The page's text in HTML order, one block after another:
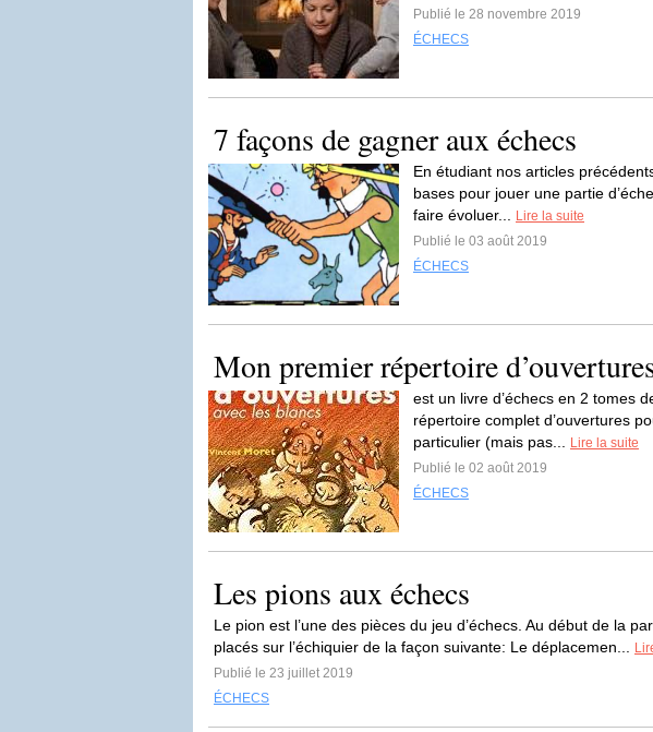
Publié le 28 novembre 2019
ÉCHECS
7 façons de gagner aux échecs
En étudiant nos articles
bases pour jouer une partie
faire évoluer...
Lire la suite
Publié le 03 août 2019
ÉCHECS
Mon premier répertoire
est un livre d’échecs en 2 tomes
répertoire complet d’ouvertures
particulier (mais pas...
Lire la suite
Publié le 02 août 2019
ÉCHECS
Les pions aux échecs
Le pion est l’une des pièces du jeu d’échecs. Au début de la
placés sur l’échiquier de la façon suivante: Le déplacemen...
Publié le 23 juillet 2019
ÉCHECS